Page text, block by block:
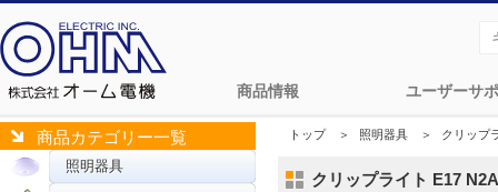
商品情報 ユーザーサ
商品カテゴリー一覧
照明器具
トップ＞ 照明器具 ＞ クリップ
クリップライト E17